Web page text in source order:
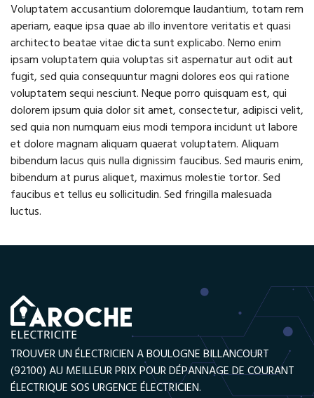
Voluptatem accusantium doloremque laudantium, totam rem
aperiam, eaque ipsa quae ab illo inventore veritatis et quasi
architecto beatae vitae dicta sunt explicabo. Nemo enim
ipsam voluptatem quia voluptas sit aspernatur aut odit aut
fugit, sed quia consequuntur magni dolores eos qui ratione
voluptatem sequi nesciunt. Neque porro quisquam est, qui
dolorem ipsum quia dolor sit amet, consectetur, adipisci velit,
sed quia non numquam eius modi tempora incidunt ut labore
et dolore magnam aliquam quaerat voluptatem. Aliquam
bibendum lacus quis nulla dignissim faucibus. Sed mauris enim,
bibendum at purus aliquet, maximus molestie tortor. Sed
faucibus et tellus eu sollicitudin. Sed fringilla malesuada
luctus.
TROUVER UN ÉLECTRICIEN A BOULOGNE BILLANCOURT
(92100) AU MEILLEUR PRIX POUR DÉPANNAGE DE COURANT
ÉLECTRIQUE SOS URGENCE ÉLECTRICIEN.